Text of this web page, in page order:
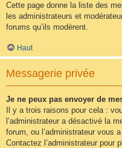
Cette page donne la liste des
les administrateurs et
forums qu’ils modèrent.
Haut
Messagerie privée
Je ne peux pas envoyer de
Il y a trois raisons pour cela :
l’administrateur a désactivé la
forum, ou l’administrateur vous
Contactez l’administrateur pour